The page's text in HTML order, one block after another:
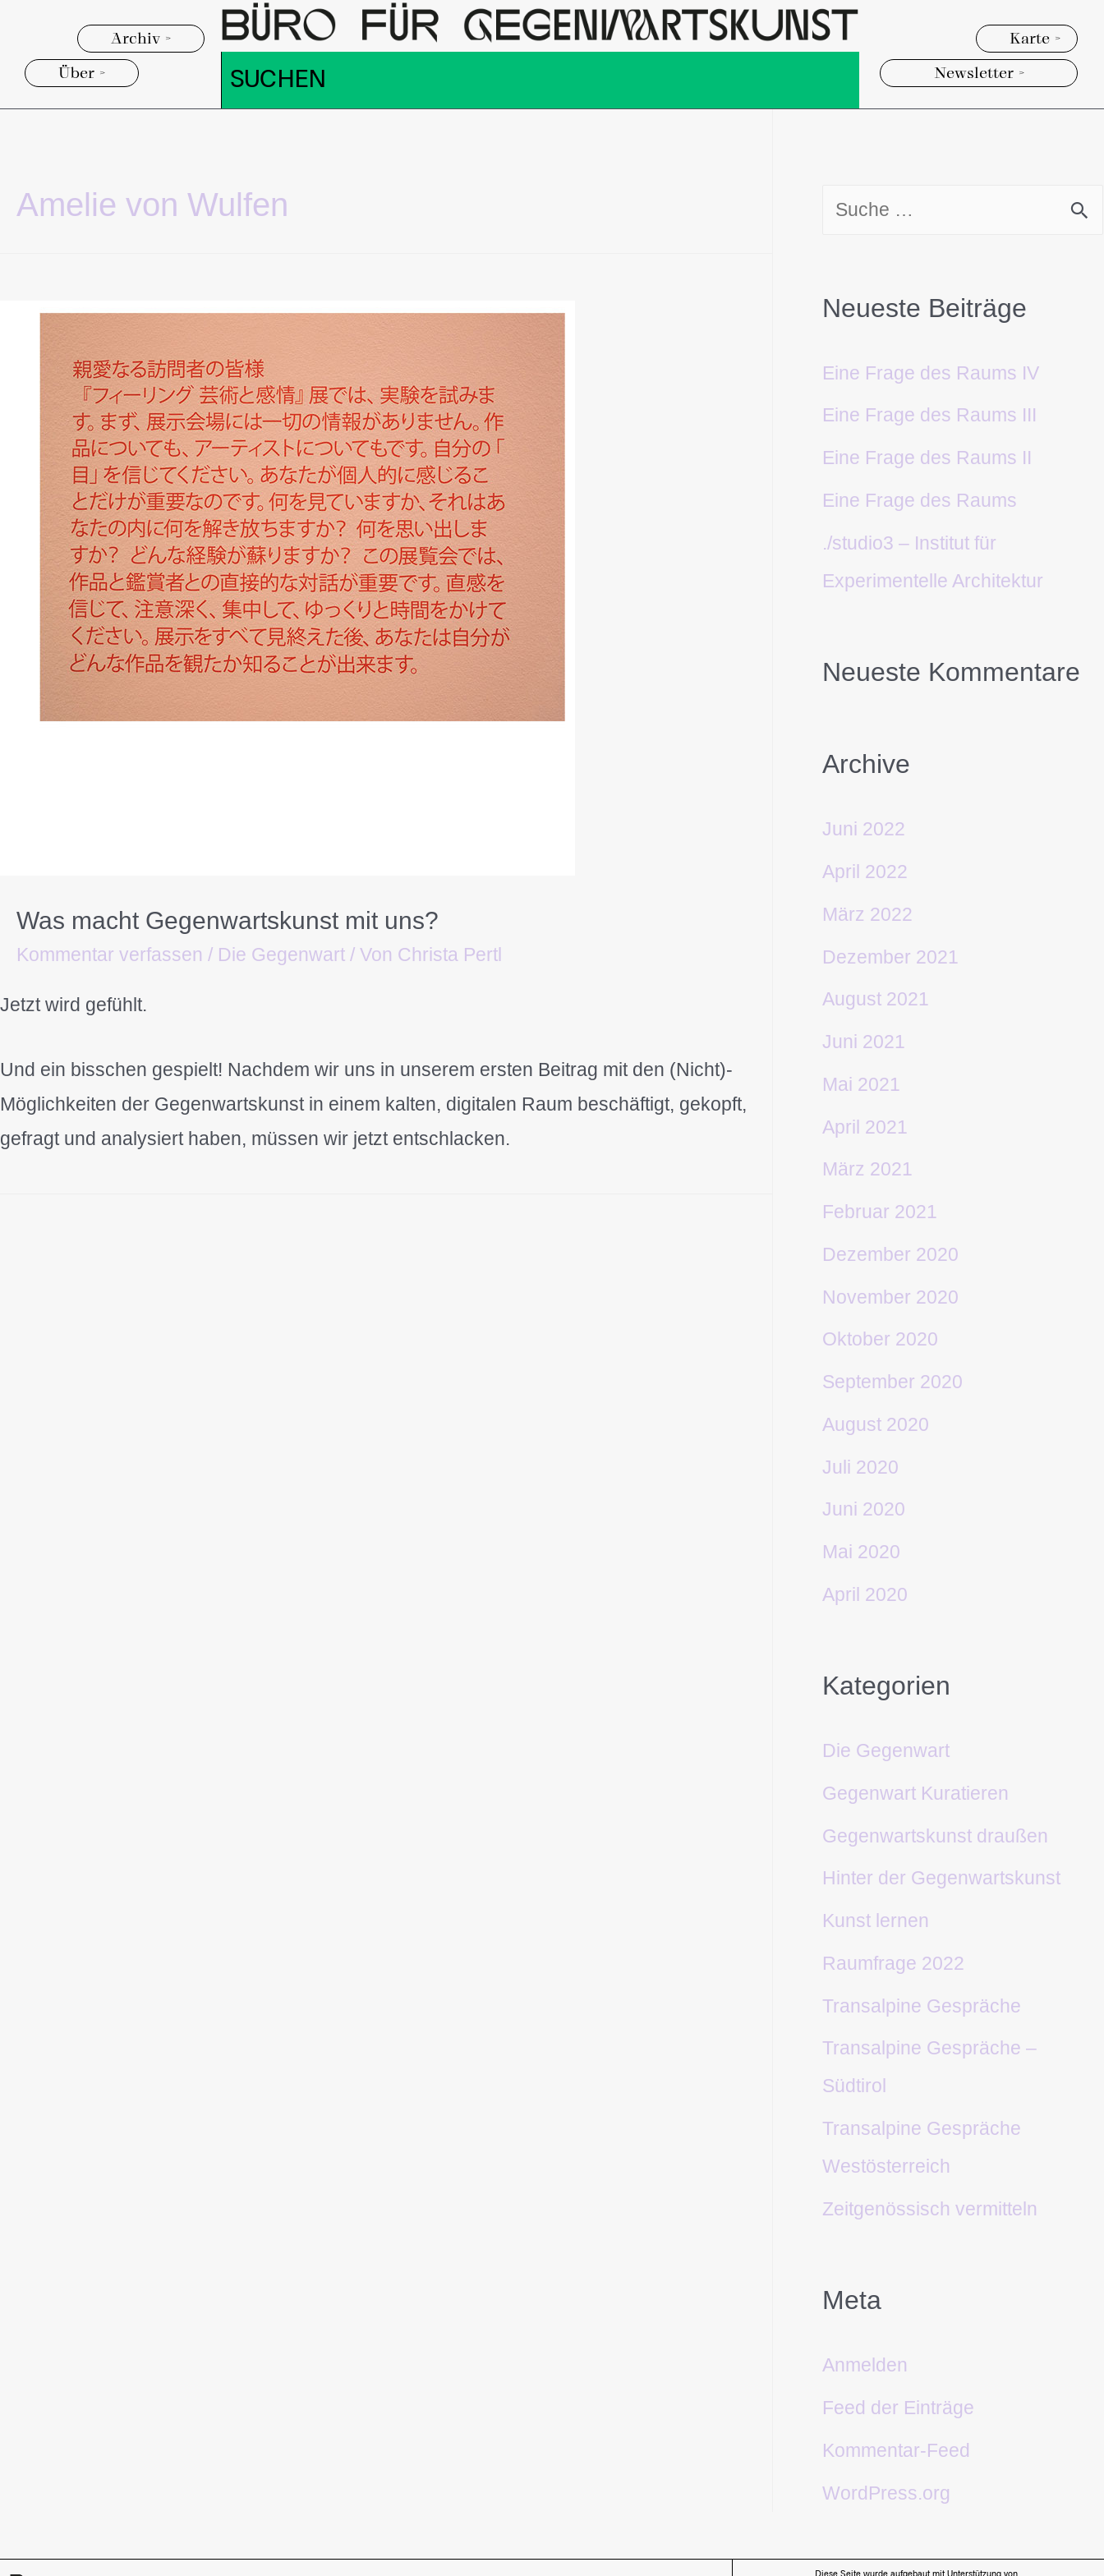
Archiv >
Über >
Karte >
Newsletter >
Amelie von Wulfen
Was macht Gegenwartskunst mit uns?
Kommentar verfassen / Die Gegenwart / Von Christa Pertl
Jetzt wird gefühlt.
Und ein bisschen gespielt! Nachdem wir uns in unserem ersten Beitrag mit den (Nicht)-
Möglichkeiten der Gegenwartskunst in einem kalten, digitalen Raum beschäftigt, gekopft,
gefragt und analysiert haben, müssen wir jetzt entschlacken.
Neueste Beiträge
Eine Frage des Raums IV
Eine Frage des Raums III
Eine Frage des Raums II
Eine Frage des Raums
./studio3 – Institut für
Experimentelle Architektur
Neueste Kommentare
Archive
Juni 2022
April 2022
März 2022
Dezember 2021
August 2021
Juni 2021
Mai 2021
April 2021
März 2021
Februar 2021
Dezember 2020
November 2020
Oktober 2020
September 2020
August 2020
Juli 2020
Juni 2020
Mai 2020
April 2020
Kategorien
Die Gegenwart
Gegenwart Kuratieren
Gegenwartskunst draußen
Hinter der Gegenwartskunst
Kunst lernen
Raumfrage 2022
Transalpine Gespräche
Transalpine Gespräche –
Südtirol
Transalpine Gespräche
Westösterreich
Zeitgenössisch vermitteln
Meta
Anmelden
Feed der Einträge
Kommentar-Feed
WordPress.org
Diese Seite wurde aufgebaut mit Unterstützung von